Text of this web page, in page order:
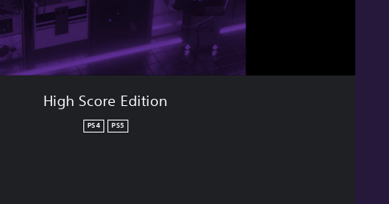
High Score Edition
PS4 PS5